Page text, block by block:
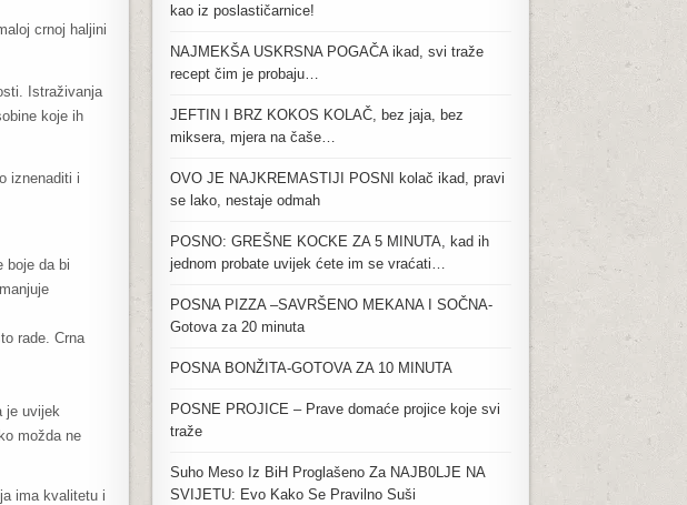
crnoj haljini
Istraživanja
koje ih
iznenaditi i
boje da bi
rade. Crna
je uvijek
možda ne
ima kvalitetu i
kao iz poslastičarnice!
NAJMEKŠA USKRSNA POGAČA ikad, svi traže
recept čim je probaju…
JEFTIN I BRZ KOKOS KOLAČ, bez jaja, bez
miksera, mjera na čaše…
OVO JE NAJKREMASTIJI POSNI kolač ikad, pravi
se lako, nestaje odmah
POSNO: GREŠNE KOCKE ZA 5 MINUTA, kad ih
jednom probate uvijek ćete im se vraćati…
POSNA PIZZA –SAVRŠENO MEKANA I SOČNA-
Gotova za 20 minuta
POSNA BONŽITA-GOTOVA ZA 10 MINUTA
POSNE PROJICE – Prave domaće projice koje svi
traže
Suho Meso Iz BiH Proglašeno Za NAJB0LJE NA
SVIJETU: Evo Kako Se Pravilno Suši